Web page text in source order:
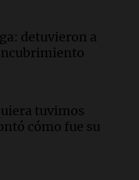
3
2026
detuvieron a
tuvimos
cómo fue su